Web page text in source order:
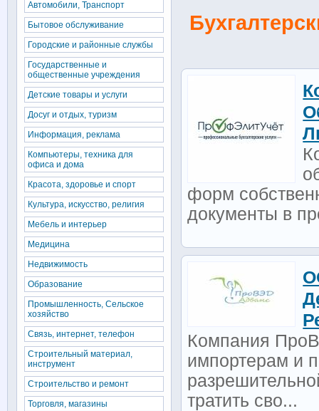
форм
документы в
Компания
импортерам и
тратить сво...
Автомобили, Транспорт
Бытовое обслуживание
Городские и районные службы
Государственные и
общественные учреждения
Детские товары и услуги
Досуг и отдых, туризм
Информация, реклама
Компьютеры, техника для
офиса и дома
Красота, здоровье и спорт
Культура, искусство, религия
Мебель и интерьер
Медицина
Недвижимость
Образование
Промышленность, Сельское
хозяйство
Связь, интернет, телефон
Строительный материал,
инструмент
Строительство и ремонт
Торговля, магазины